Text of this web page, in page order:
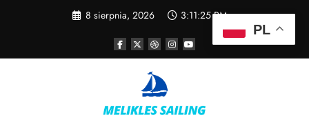
8 sierpnia, 2026 3:11:26 PM
PL